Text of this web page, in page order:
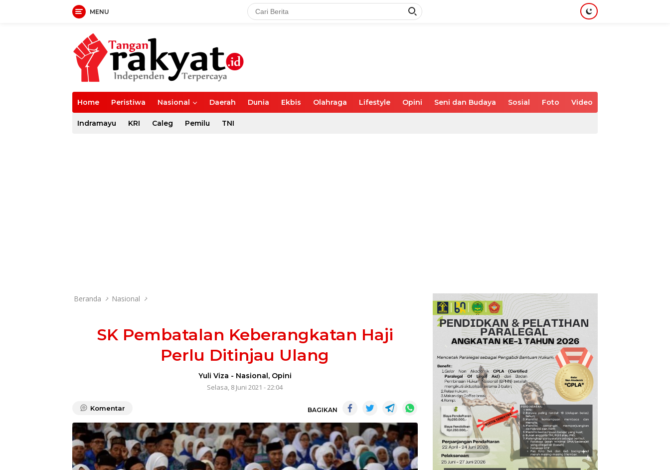
MENU
Home Peristiwa Nasional Daerah Dunia Ekbis Olahraga Lifestyle Opini Seni dan Budaya Sosial Foto Video
Indramayu KRI Caleg Pemilu TNI
Beranda Nasional
SK Pembatalan Keberangkatan Haji
Perlu Ditinjau Ulang
Yuli Viza - Nasional, Opini
Selasa, 8 Juni 2021 - 22:04
Komentar BAGIKAN